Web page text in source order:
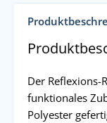
Der Reflexions-
funktionales
Polyester